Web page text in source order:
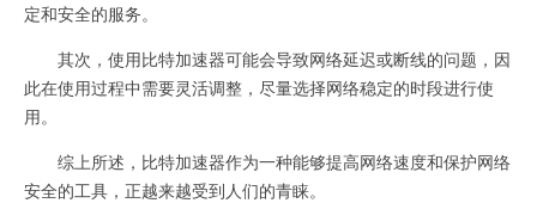
定和安全的服务。
其次，使用比特加速器可能会导致网络延迟或断线的问题，因
此在使用过程中需要灵活调整，尽量选择网络稳定的时段进行使
用。
综上所述，比特加速器作为一种能够提高网络速度和保护网络
安全的工具，正越来越受到人们的青睐。